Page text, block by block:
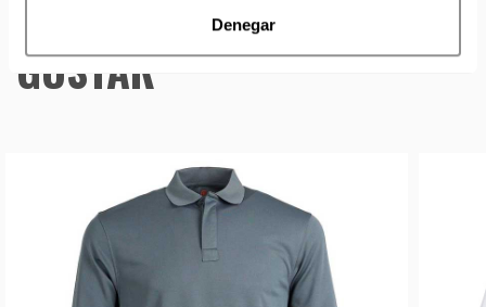
Denegar
TAMBIÉN TE PUEDE
GUSTAR